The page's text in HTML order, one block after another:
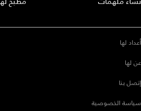
أعداد لها
عن لها
إتصل بنا
سياسة الخصوصية